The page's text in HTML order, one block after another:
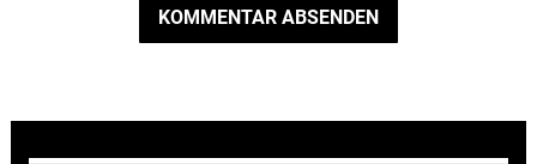
KOMMENTAR ABSENDEN